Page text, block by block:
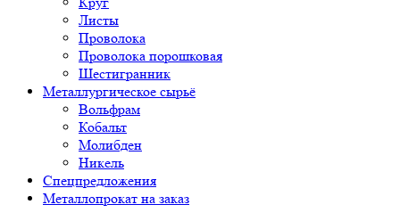
Листы
Проволока
Проволока порошковая
Шестигранник
Металлургическое сырьё
Вольфрам
Кобальт
Молибден
Никель
Спецпредложения
Металлопрокат на заказ